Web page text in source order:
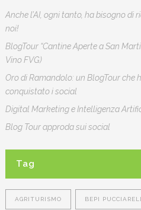
Anche l’AI, ogni tanto, ha bisogno di
noi!
BlogTour “Cantine Aperte a San
Vino FVG)
Oro di Ramandolo: un BlogTour che
conquistato i social
Digital Marketing e Intelligenza
Blog Tour approda sui social
Tag
AGRITURISMO BEPI